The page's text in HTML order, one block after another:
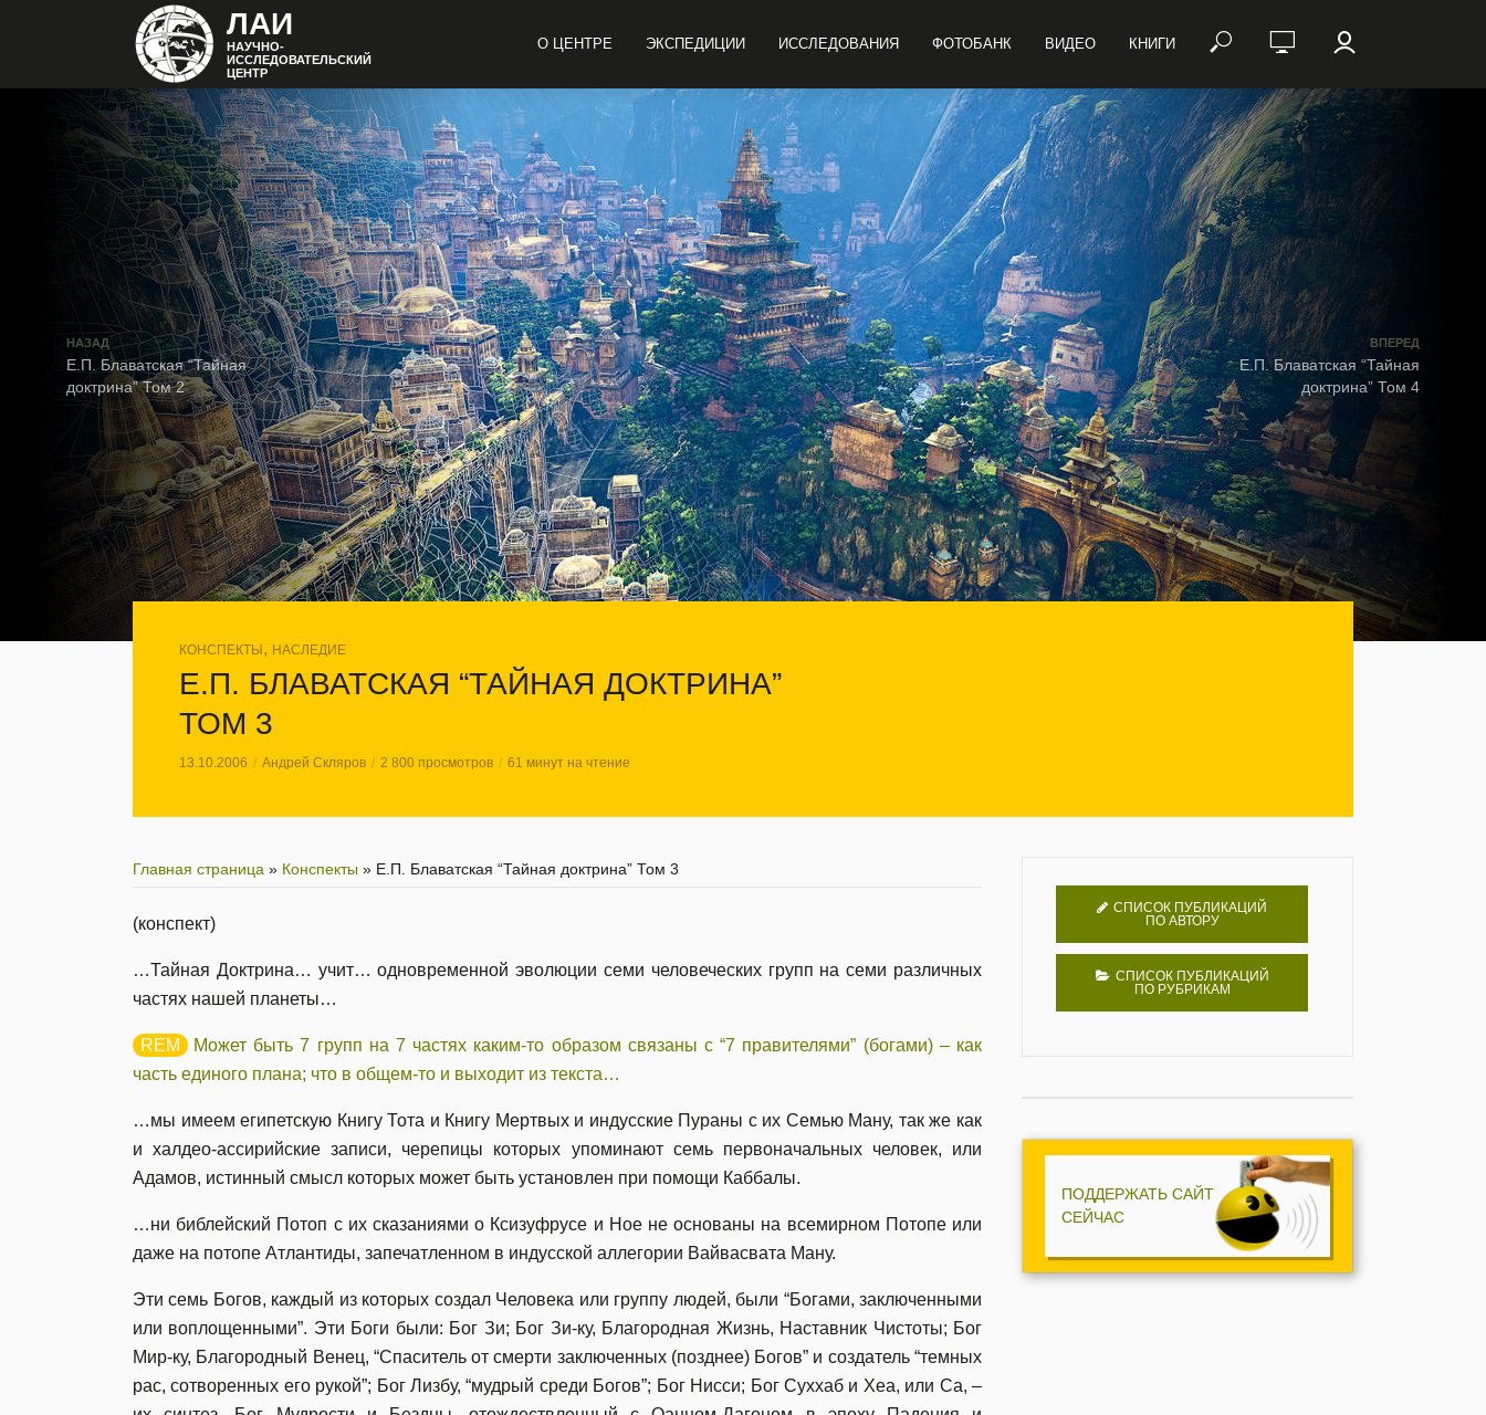
ЛАИ
НАУЧНО-
ИССЛЕДОВАТЕЛЬСКИЙ
ЦЕНТР
О ЦЕНТРЕ ЭКСПЕДИЦИИ ИССЛЕДОВАНИЯ ФОТОБАНК ВИДЕО КНИГИ
НАЗАД
Е.П. Блаватская “Тайная
доктрина” Том 2
ВПЕРЕД
Е.П. Блаватская “Тайная
доктрина” Том 4
КОНСПЕКТЫ , НАСЛЕДИЕ
Е.П. БЛАВАТСКАЯ “ТАЙНАЯ ДОКТРИНА”
ТОМ 3
13.10.2006 Андрей Скляров 2 800 просмотров 61 минут на чтение
Главная страница » Конспекты » Е.П. Блаватская “Тайная доктрина” Том 3
(конспект)
…Тайная Доктрина… учит… одновременной эволюции семи человеческих групп на семи различных
частях нашей планеты…
Может быть 7 групп на 7 частях каким-то образом связаны с “7 правителями” (богами) – как
часть единого плана; что в общем-то и выходит из текста…
…мы имеем египетскую Книгу Тота и Книгу Мертвых и индусские Пураны с их Семью Ману, так же как
и халдео-ассирийские записи, черепицы которых упоминают семь первоначальных человек, или
Адамов, истинный смысл которых может быть установлен при помощи Каббалы.
…ни библейский Потоп с их сказаниями о Ксизуфрусе и Ное не основаны на всемирном Потопе или
даже на потопе Атлантиды, запечатленном в индусской аллегории Вайвасвата Ману.
Эти семь Богов, каждый из которых создал Человека или группу людей, были “Богами, заключенными
или воплощенными”. Эти Боги были: Бог Зи; Бог Зи-ку, Благородная Жизнь, Наставник Чистоты; Бог
Мир-ку, Благородный Венец, “Спаситель от смерти заключенных (позднее) Богов” и создатель “темных
рас, сотворенных его рукой”; Бог Лизбу, “мудрый среди Богов”; Бог Нисси; Бог Суххаб и Хеа, или Са, –
СПИСОК ПУБЛИКАЦИЙ
ПО АВТОРУ
СПИСОК ПУБЛИКАЦИЙ
ПО РУБРИКАМ
ПОДДЕРЖАТЬ САЙТ
СЕЙЧАС